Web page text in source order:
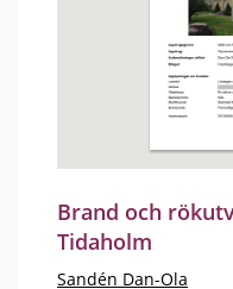
Brand och
Tidaholm
Sandén Dan-Ola